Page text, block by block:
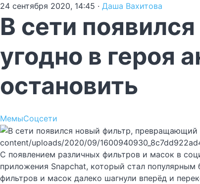
24 сентября 2020, 14:45 · Даша Вахитова
В сети
угодно в героя
остановить
МемыСоцсети
content/uploads/2020/09/
С появлением различных фильтров и масок в
приложения Snapchat, который стал
фильтров и масок далеко шагнули вперёд и